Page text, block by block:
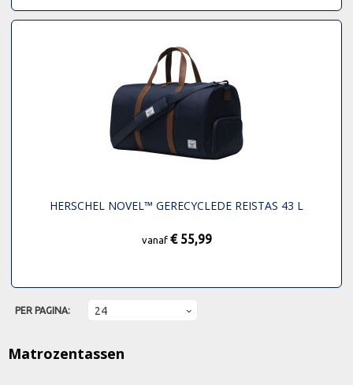
HERSCHEL NOVEL™ GERECYCLEDE REISTAS 43 L
vanaf € 55,99
PER PAGINA:
Matrozentassen